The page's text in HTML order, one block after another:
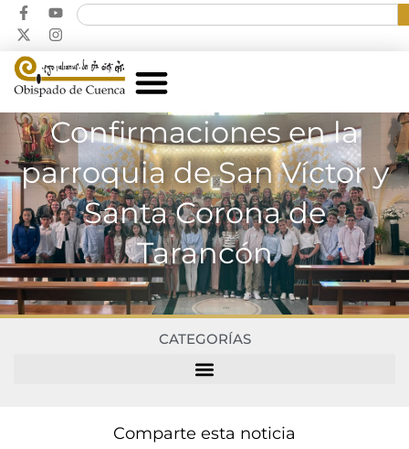
Confirmaciones en la
parroquia de San Víctor y
Santa Corona de
Tarancón
CATEGORÍAS
Comparte esta noticia